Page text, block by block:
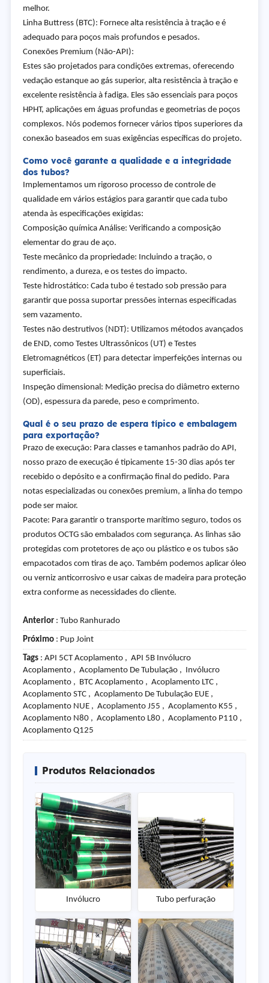
melhor.
Linha Buttress (BTC): Fornece alta resistência à tração e é
adequado para poços mais profundos e pesados.
Conexões Premium (Não-API):
Estes são projetados para condições extremas, oferecendo
vedação estanque ao gás superior, alta resistência à tração e
excelente resistência à fadiga. Eles são essenciais para poços
HPHT, aplicações em águas profundas e geometrias de poços
complexos. Nós podemos fornecer vários tipos superiores da
conexão baseados em suas exigências específicas do projeto.
Como você garante a qualidade e a integridade
dos tubos?
Implementamos um rigoroso processo de controle de
qualidade em vários estágios para garantir que cada tubo
atenda às especificações exigidas:
Composição química Análise: Verificando a composição
elementar do grau de aço.
Teste mecânico da propriedade: Incluindo a tração, o
rendimento, a dureza, e os testes do impacto.
Teste hidrostático: Cada tubo é testado sob pressão para
garantir que possa suportar pressões internas especificadas
sem vazamento.
Testes não destrutivos (NDT): Utilizamos métodos avançados
de END, como Testes Ultrassônicos (UT) e Testes
Eletromagnéticos (ET) para detectar imperfeições internas ou
superficiais.
Inspeção dimensional: Medição precisa do diâmetro externo
(OD), espessura da parede, peso e comprimento.
Qual é o seu prazo de espera típico e embalagem
para exportação?
Prazo de execução: Para classes e tamanhos padrão do API,
nosso prazo de execução é tipicamente 15-30 dias após ter
recebido o depósito e a confirmação final do pedido. Para
notas especializadas ou conexões premium, a linha do tempo
pode ser maior.
Pacote: Para garantir o transporte marítimo seguro, todos os
produtos OCTG são embalados com segurança. As linhas são
protegidas com protetores de aço ou plástico e os tubos são
empacotados com tiras de aço. Também podemos aplicar óleo
ou verniz anticorrosivo e usar caixas de madeira para proteção
extra conforme as necessidades do cliente.
Anterior: Tubo Ranhurado
Próximo: Pup Joint
Tags: API 5CT Acoplamento , API 5B Invólucro
Acoplamento , Acoplamento De Tubulação , Invólucro
Acoplamento , BTC Acoplamento , Acoplamento LTC ,
Acoplamento STC , Acoplamento De Tubulação EUE ,
Acoplamento NUE , Acoplamento J55 , Acoplamento K55 ,
Acoplamento N80 , Acoplamento L80 , Acoplamento P110 ,
Acoplamento Q125
Produtos Relacionados
Invólucro Tubo perfuração